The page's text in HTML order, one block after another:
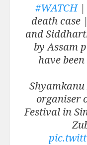
#WATCH|
death case
and
by Assam
have
organiser
Festival in